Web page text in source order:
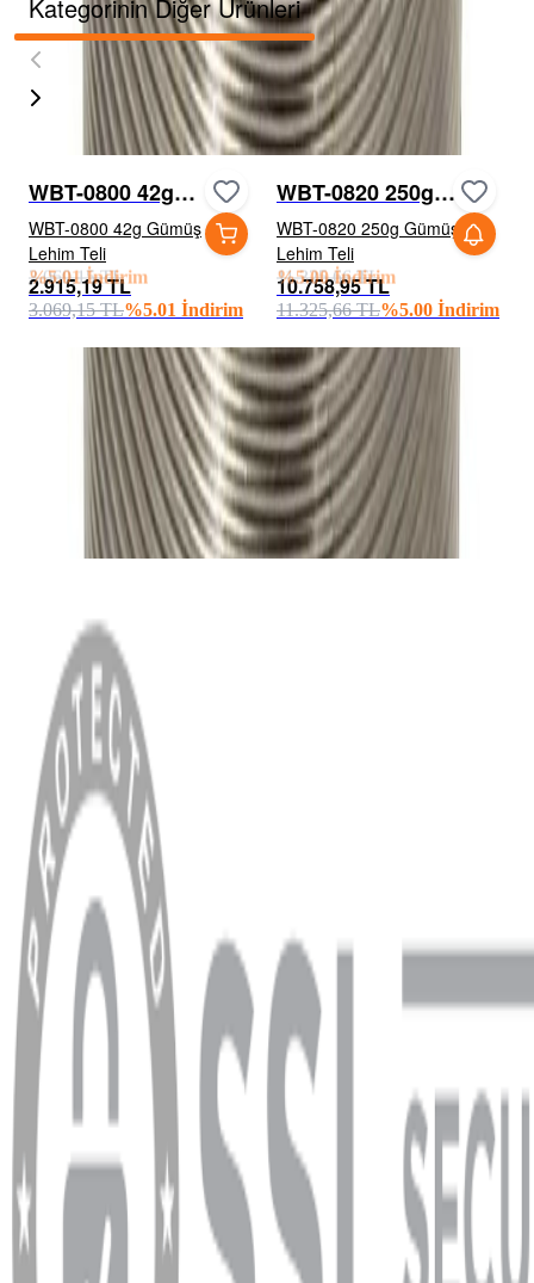
Kategorinin Diğer Ürünleri
WBT-0800 42g
Gümüş Lehim Teli
WBT-0800 42g Gümüş
Lehim Teli
2.915,19 TL
3.069,15 TL%5.01 İndirim
3.069,15 TL
WBT-0820 250g
Gümüş Lehim Teli
WBT-0820 250g Gümüş
Lehim Teli
10.758,95 TL
11.325,66 TL%5.00 İndirim
11.325,66 TL
MENÜ
Anasayfa
Hakkımızda
Blog
MÜŞTERİ HİZMETLERİ
Hesabım
Sipariş Sorgulama
Banka Hesap Bilgileri
YARDIM VE DESTEK
Ödeme ve Teslimat Şartları
Garanti ve İade Şartları
info@dukkanhifi.com
0850 441 40 44
info@dukkanhifi.com 0850 441 40 44
Çalışma Saatleri: Pazartesi - Cuma 09:30 - 19:30, Cumartesi 10:00 - 18:00